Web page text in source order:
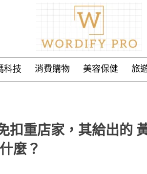
科技 消費購物 美容保健 旅
扣重店家，其給出的
麼？